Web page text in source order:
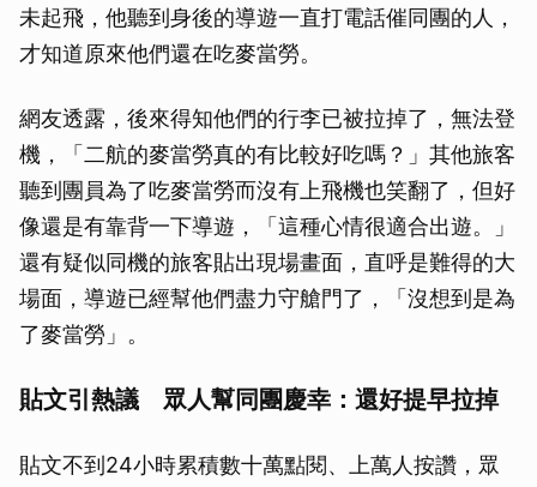
未起飛，他聽到身後的導遊一直打電話催同團的人，
才知道原來他們還在吃麥當勞。
網友透露，後來得知他們的行李已被拉掉了，無法登
機，「二航的麥當勞真的有比較好吃嗎？」其他旅客
聽到團員為了吃麥當勞而沒有上飛機也笑翻了，但好
像還是有靠背一下導遊，「這種心情很適合出遊。」
還有疑似同機的旅客貼出現場畫面，直呼是難得的大
場面，導遊已經幫他們盡力守艙門了，「沒想到是為
了麥當勞」。
貼文引熱議 眾人幫同團慶幸：還好提早拉掉
貼文不到24小時累積數十萬點閱、上萬人按讚，眾